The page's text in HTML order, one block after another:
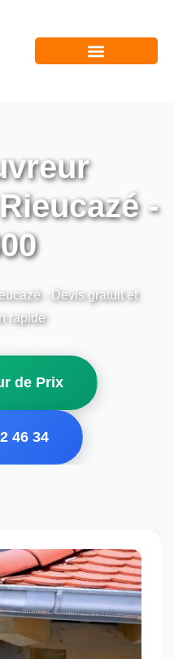
-
- Devis gratuit et
rapide
de Prix
46 34